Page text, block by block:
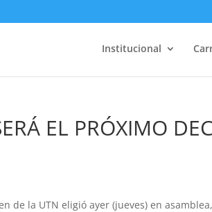
Institucional
EL PRÓXIMO
de la UTN eligió ayer (jueves) en